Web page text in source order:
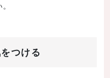
つける